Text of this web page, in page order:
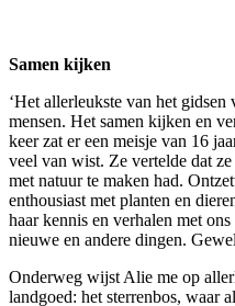
Samen kijken
‘Het allerleukste van het
mensen. Het samen kijken en
keer zat er een meisje van 16
veel van wist. Ze vertelde dat
met natuur te maken had.
enthousiast met planten en
haar kennis en verhalen met
nieuwe en andere dingen.
Onderweg wijst Alie me op
landgoed: het sterrenbos, waar